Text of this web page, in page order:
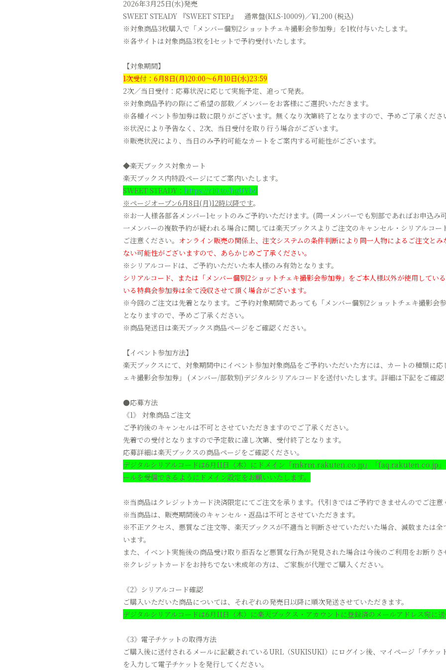
2026年3月25日(水)発売
SWEET STEADY 『SWEET STEP』 通常盤(KLS-10009)／¥1,200 (税込)
※対象商品3枚購入で「メンバー個別2ショットチェキ撮影会参加券」を1枚付与いたします。
※各サイトは対象商品3枚を1セットで予約受付いたします。
【対象期間】
1次受付：6月8日(月)20:00～6月10日(水)23:59
2次／当日受付：応募状況に応じて実施予定、追って発表。
※対象商品予約の際にご希望の部数／メンバーをお客様にご選択いただきます。
※各種イベント参加券は数に限りがございます。無くなり次第終了となりますので、予めご了承くださ
※状況により予告なく、2次、当日受付を取り行う場合がございます。
※販売状況により、当日のみ予約可能なカートをご案内する可能性がございます。
◆楽天ブックス対象カート
楽天ブックス内特設ページにてご案内いたします。
SWEET STEADY： https://r10.to/hgUYbd
※ページオープン6月8日(月)12時以降です。
※お一人様各部各メンバー1セットのみご予約いただけます。(同一メンバーでも別部であればお申込み
一メンバーの複数予約が疑われる場合に関しては楽天ブックスよりご注文のキャンセル・シリアルコ
ご注意ください。 オンライン販売の関係上、注文システムの条件判断により同一人物によるご注文と
ない可能性がございますので、あらかじめご了承ください。
※シリアルコードは、ご予約いただいた本人様のみ有効となります。
シリアルコード、または「メンバー個別2ショットチェキ撮影会参加券」をご本人様以外が使用してい
いる特典会参加券は全て没収させて頂く場合がございます。
※今回のご注文は先着となります。ご予約対象期間であっても「メンバー個別2ショットチェキ撮影会
となりますので、予めご了承ください。
※商品発送日は楽天ブックス商品ページをご確認ください。
【イベント参加方法】
楽天ブックスにて、対象期間中にイベント参加対象商品をご予約いただいた方には、カートの種類に
ェキ撮影会参加券」 (メンバー/部数別)デジタルシリアルコードを送付いたします。詳細は下記をご確
●応募方法
《1》 対象商品ご注文
ご予約後のキャンセルは不可とさせていただきますのでご了承ください。
先着での受付となりますので予定数に達し次第、受付終了となります。
応募詳細は楽天ブックスの商品ページをご確認ください。
デジタルシリアルコードは6月11日（木）にドメイン「mkrm.rakuten.co.jp」「faq.rakuten.co.jp」
ールを受信できるようにドメイン設定をお願いいたします。
※当商品はクレジットカード決済限定にてご注文を承ります。代引きではご予約できませんのでご注意
※当商品は、販売期間後のキャンセル・返品は不可とさせていただきます。
※不正アクセス、悪質なご注文等、楽天ブックスが不適当と判断させていただいた場合、減数または
います。
また、イベント実施後の商品受け取り拒否など悪質な行為が発見された場合は今後のご利用をお断り
※クレジットカードをお持ちでない未成年の方は、ご家族が代理でご購入ください。
《2》シリアルコード確認
ご購入いただいた商品については、それぞれの発売日以降に順次発送させていただきます。
デジタルシリアルコードは6月11日（木）に楽天ブックス・アカウントに登録済のメールアドレス宛に
《3》電子チケットの取得方法
ご購入後に送付されるメールに記載されているURL（SUKISUKI）にログイン後、マイページ「チケッ
を入力して電子チケットを発行してください。